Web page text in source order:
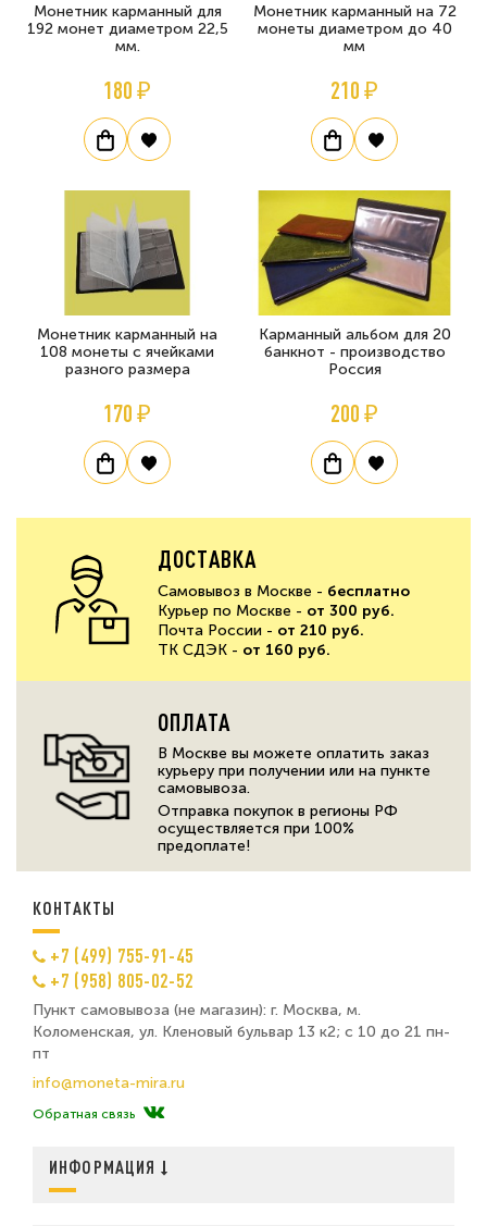
Монетник карманный для
192 монет диаметром 22,5
мм.
180 ₽
Монетник карманный на 72
монеты диаметром до 40
мм
210 ₽
Монетник карманный на
108 монеты с ячейками
разного размера
170 ₽
Карманный альбом для 20
банкнот - производство
Россия
200 ₽
ДОСТАВКА
Самовывоз в Москве - бесплатно
Курьер по Москве - от 300 руб.
Почта России - от 210 руб.
ТК СДЭК - от 160 руб.
ОПЛАТА
В Москве вы можете оплатить заказ
курьеру при получении или на пункте
самовывоза.
Отправка покупок в регионы РФ
осуществляется при 100%
предоплате!
КОНТАКТЫ
+7 (499) 755-91-45
+7 (958) 805-02-52
Пункт самовывоза (не магазин): г. Москва, м.
Коломенская, ул. Кленовый бульвар 13 к2; с 10 до 21 пн-
пт
info@moneta-mira.ru
Обратная связь
ИНФОРМАЦИЯ